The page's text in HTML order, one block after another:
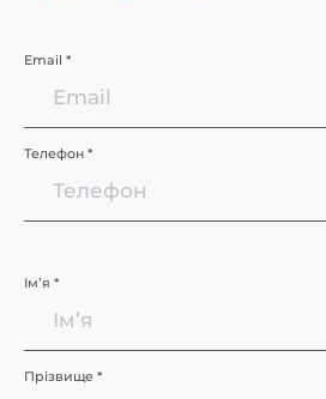
Email *
Телефон *
Імʼя *
Прізвище *